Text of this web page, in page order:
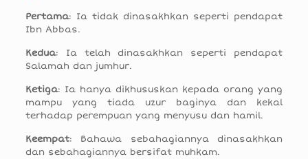
Pertama: Ia tidak dinasakhkan seperti pendapat
Ibn Abbas.
Kedua: Ia telah dinasakhkan seperti pendapat
Salamah dan jumhur.
Ketiga: Ia hanya dikhususkan kepada orang yang
mampu yang tiada uzur baginya dan kekal
terhadap perempuan yang menyusu dan hamil.
Keempat: Bahawa sebahagiannya dinasakhkan
dan sebahagiannya bersifat muhkam.